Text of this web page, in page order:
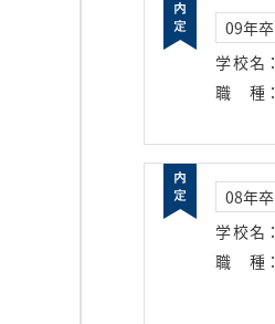
09年卒
学校名 ：
職種 ：
08年卒
学校名 ：
職種 ：